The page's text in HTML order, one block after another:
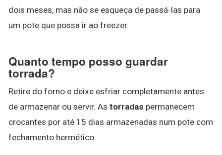
dois meses, mas não se esqueça de passá-las para
um pote que possa ir ao freezer.
Quanto tempo posso guardar
torrada?
Retire do forno e deixe esfriar completamente antes
de armazenar ou servir. As torradas permanecem
crocantes por até 15 dias armazenadas num pote com
fechamento hermético.